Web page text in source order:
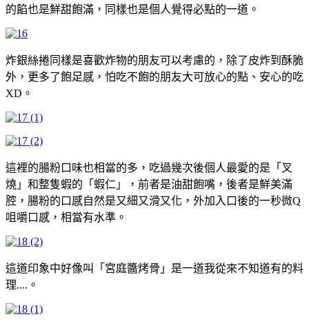
的餡也是鮮甜飽滿，同樣也是個人覺得必點的一道。
炸銀絲捲同樣是喜歡炸物的朋友可以考慮的，除了皮炸到酥脆
外，更多了飽足感，怕吃不飽的朋友大可放心的點、安心的吃
XD。
這裡的腸粉口味也相當的多，吃過幾次後個人最愛的是「叉
燒」和整隻蝦的「蝦仁」，前者是油甜飽嘴，後者是鮮美滿
腔，腸粉的口感自然是又細又滑又化，外加入口後的一秒微Q
咀嚼口感，相當有水準。
這道印象中好像叫「宮庭醬烤骨」是一道我從來不知道有的料
理....。